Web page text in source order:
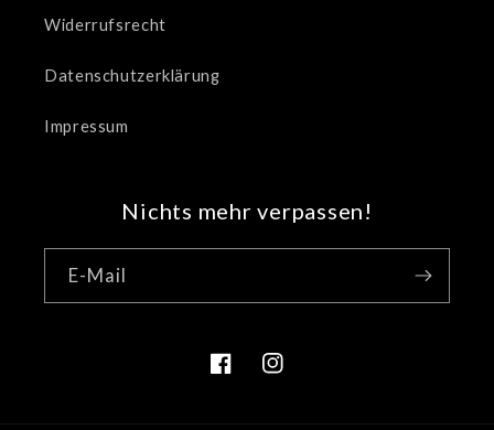
Widerrufsrecht
Datenschutzerklärung
Impressum
Nichts mehr verpassen!
E-Mail
FacebookInstagram